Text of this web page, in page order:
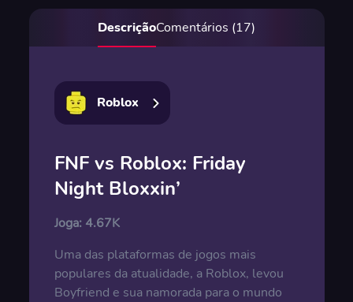
DescriçãoComentários (17)
Roblox
FNF vs Roblox: Friday
Night Bloxxin’
Joga: 4.67K
Uma das plataformas de jogos mais
populares da atualidade, a Roblox, levou
Boyfriend e sua namorada para o mundo